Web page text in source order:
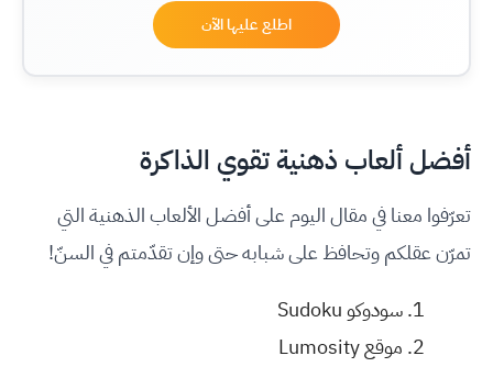
اطلع عليها الآن
أفضل ألعاب ذهنية تقوي الذاكرة
تعرّفوا معنا في مقال اليوم على أفضل الألعاب الذهنية التي
تمرّن عقلكم وتحافظ على شبابه حتى وإن تقدّمتم في السنّ!
سودوكو Sudoku
موقع Lumosity